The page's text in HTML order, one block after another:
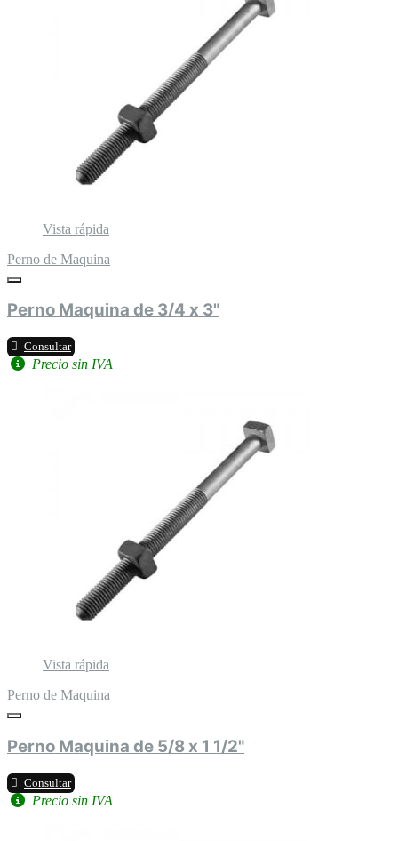
Vista rápida
Perno de Maquina
Perno Maquina de 3/4 x 3"
Consultar
Precio sin IVA
Vista rápida
Perno de Maquina
Perno Maquina de 5/8 x 1 1/2"
Consultar
Precio sin IVA